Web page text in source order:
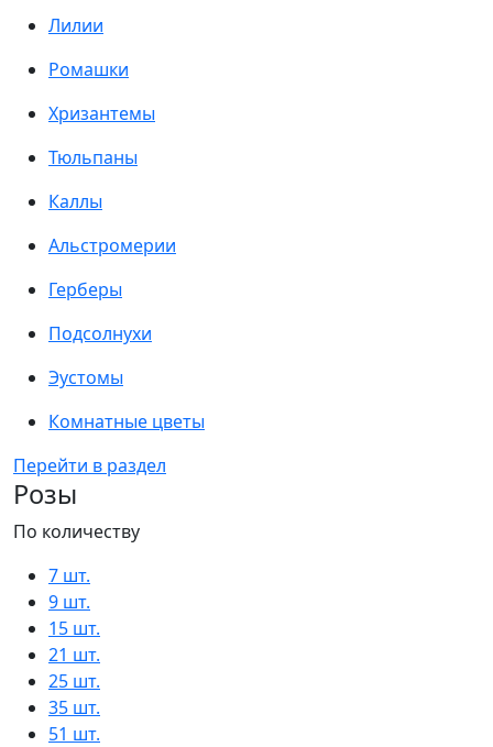
Лилии
Ромашки
Хризантемы
Тюльпаны
Каллы
Альстромерии
Герберы
Подсолнухи
Эустомы
Комнатные цветы
Перейти в раздел
Розы
По количеству
7 шт.
9 шт.
15 шт.
21 шт.
25 шт.
35 шт.
51 шт.